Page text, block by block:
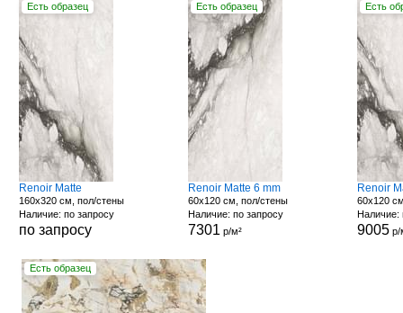
Есть образец
Renoir Matte
160x320 см, пол/стены
Наличие: по запросу
по запросу
Есть образец
Renoir Matte 6 mm
60x120 см, пол/стены
Наличие: по запросу
7301 р/м²
Есть
Renoir
60x120
Наличие:
9005 р/
Есть образец